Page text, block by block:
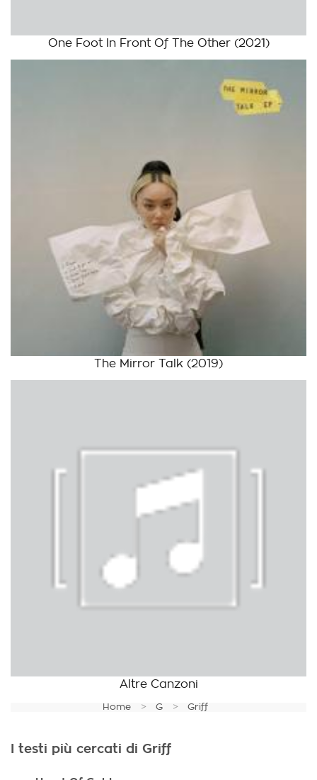
One Foot In Front Of The Other(2021)
The Mirror Talk (2019)
Altre Canzoni
Home G Griff
I testi più cercati di Griff